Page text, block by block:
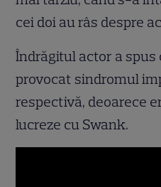
cei doi au râs despre
Îndrăgitul actor a
provocat sindromul
respectivă, deoarece
lucreze cu Swank.